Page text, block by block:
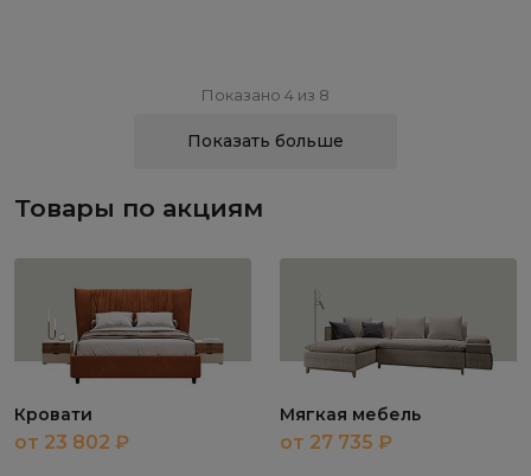
Показано 4 из 8
Показать больше
Товары по акциям
Кровати
от 23 802 ₽
Мягкая мебель
от 27 735 ₽